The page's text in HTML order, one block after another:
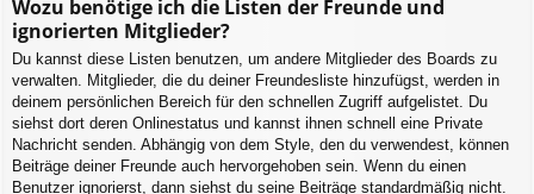
Wozu benötige ich die Listen der Freunde und
ignorierten Mitglieder?
Du kannst diese Listen benutzen, um andere Mitglieder des Boards zu
verwalten. Mitglieder, die du deiner Freundesliste hinzufügst, werden in
deinem persönlichen Bereich für den schnellen Zugriff aufgelistet. Du
siehst dort deren Onlinestatus und kannst ihnen schnell eine Private
Nachricht senden. Abhängig von dem Style, den du verwendest, können
Beiträge deiner Freunde auch hervorgehoben sein. Wenn du einen
Benutzer ignorierst, dann siehst du seine Beiträge standardmäßig nicht.